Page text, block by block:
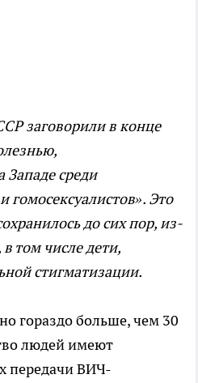
заговорили в конце
Западе среди
гомосексуалистов». Это
до сих пор, из-
том числе дети,
стигматизации.
гораздо больше, чем 30
людей имеют
передачи ВИЧ-